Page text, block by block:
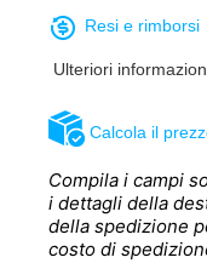
Calcola il
Compila i campi
i dettagli della
della spedizione
costo di
Resi e rimborsi
Ulteriori